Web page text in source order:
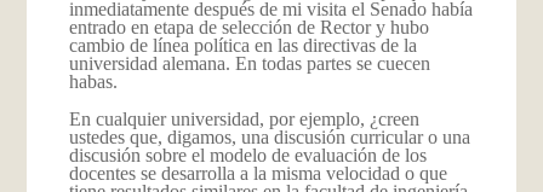
inmediatamente después de mi visita el Senado había
entrado en etapa de selección de Rector y hubo
cambio de línea política en las directivas de la
universidad alemana. En todas partes se cuecen
habas.
En cualquier universidad, por ejemplo, ¿creen
ustedes que, digamos, una discusión curricular o una
discusión sobre el modelo de evaluación de los
docentes se desarrolla a la misma velocidad o que